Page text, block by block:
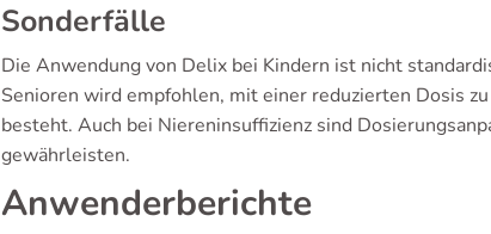
Sonderfälle
Die Anwendung von Delix bei Kindern ist nicht
Senioren wird empfohlen, mit einer reduzierten Dosis
besteht. Auch bei Niereninsuffizienz sind
gewährleisten.
Anwenderberichte